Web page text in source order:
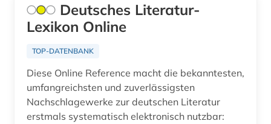
astronomie (1)
audiodatei (3)
audiovisuelles material (2)
aufgebot (1)
Hessen (6)
Irland (4)
Island (13)
Israel (16)
Italien (13)
Deutsches Literatur-
Lexikon Online
TOP-DATENBANK
Diese Online Reference macht die bekanntesten,
umfangreichsten und zuverlässigsten
Nachschlagewerke zur deutschen Literatur
erstmals systematisch elektronisch nutzbar: